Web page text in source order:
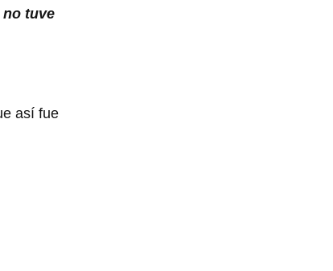
no tuve
así fue